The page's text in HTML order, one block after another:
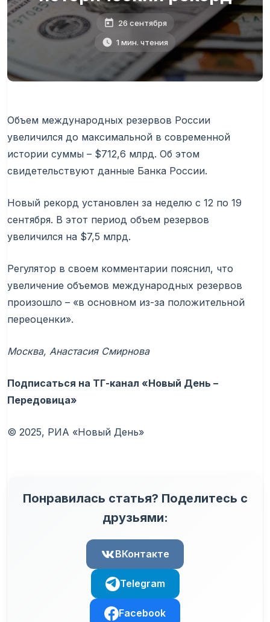
26 сентября
1 мин. чтения
Объем международных резервов России
увеличился до максимальной в современной
истории суммы – $712,6 млрд. Об этом
свидетельствуют данные Банка России.
Новый рекорд установлен за неделю с 12 по 19
сентября. В этот период объем резервов
увеличился на $7,5 млрд.
Регулятор в своем комментарии пояснил, что
увеличение объемов международных резервов
произошло – «в основном из-за положительной
переоценки».
Москва, Анастасия Смирнова
Подписаться на ТГ-канал «Новый День –
Передовица»
© 2025, РИА «Новый День»
Понравилась статья? Поделитесь с
друзьями:
ВКонтакте
Telegram
Facebook